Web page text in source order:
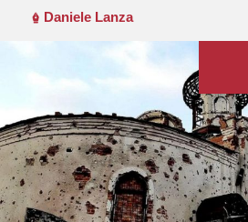
Daniele Lanza